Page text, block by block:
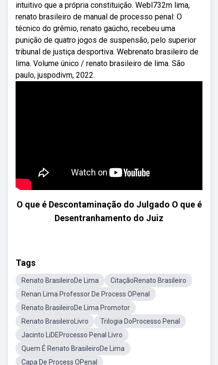
intuitivo que a própria constituição. Webl732m lima,
renato brasileiro de manual de processo penal: O
técnico do grêmio, renato gaúcho, recebeu uma
punição de quatro jogos de suspensão, pelo superior
tribunal de justiça desportiva. Webrenato brasileiro de
lima. Volume único / renato brasileiro de lima. São
paulo, juspodivm, 2022.
O que é Descontaminação do Julgado O que é
Desentranhamento do Juiz
Tags
Renato BrasileiroDe Lima
CitaçãoRenato Brasileiro
Renan Lima Professor De Process OPenal
Renato BrasileiroDe Lima Promotor
Renato BrasileiroLivro
Trilogia DoProcesso Penal
Jacinto LiDEProcesso Penal Livro
Quem É Renato BrasileiroDe Lima
Capa De Process OPenal